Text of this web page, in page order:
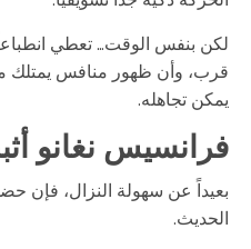
قرب، وأن ظهور منافس يمتلك
يمكن تجاهله.
فرانسيس نغانو
بعيداً عن سهولة النزال، فإن
الحديث.